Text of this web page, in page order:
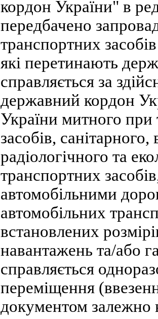
кордон України" в
передбачено
транспортних
які перетинають
справляється за
державний кордон
України митного при
засобів,
радіологічного та
транспортних
автомобільними
автомобільних
встановлених
навантажень та/або
справляється
переміщення
документом залежно